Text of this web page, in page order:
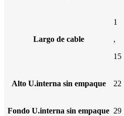
Largo de cable
1
,
15
Alto U.interna sin empaque 22
Fondo U.interna sin empaque 29